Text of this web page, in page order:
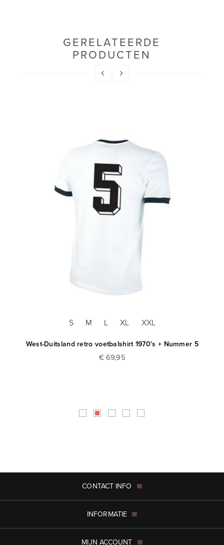
GERELATEERDE
PRODUCTEN
S M L XL XXL
West-Duitsland retro voetbalshirt 1970's + Nummer 5
€ 69,95
CONTACT INFO
INFORMATIE
MIJN ACCOUNT